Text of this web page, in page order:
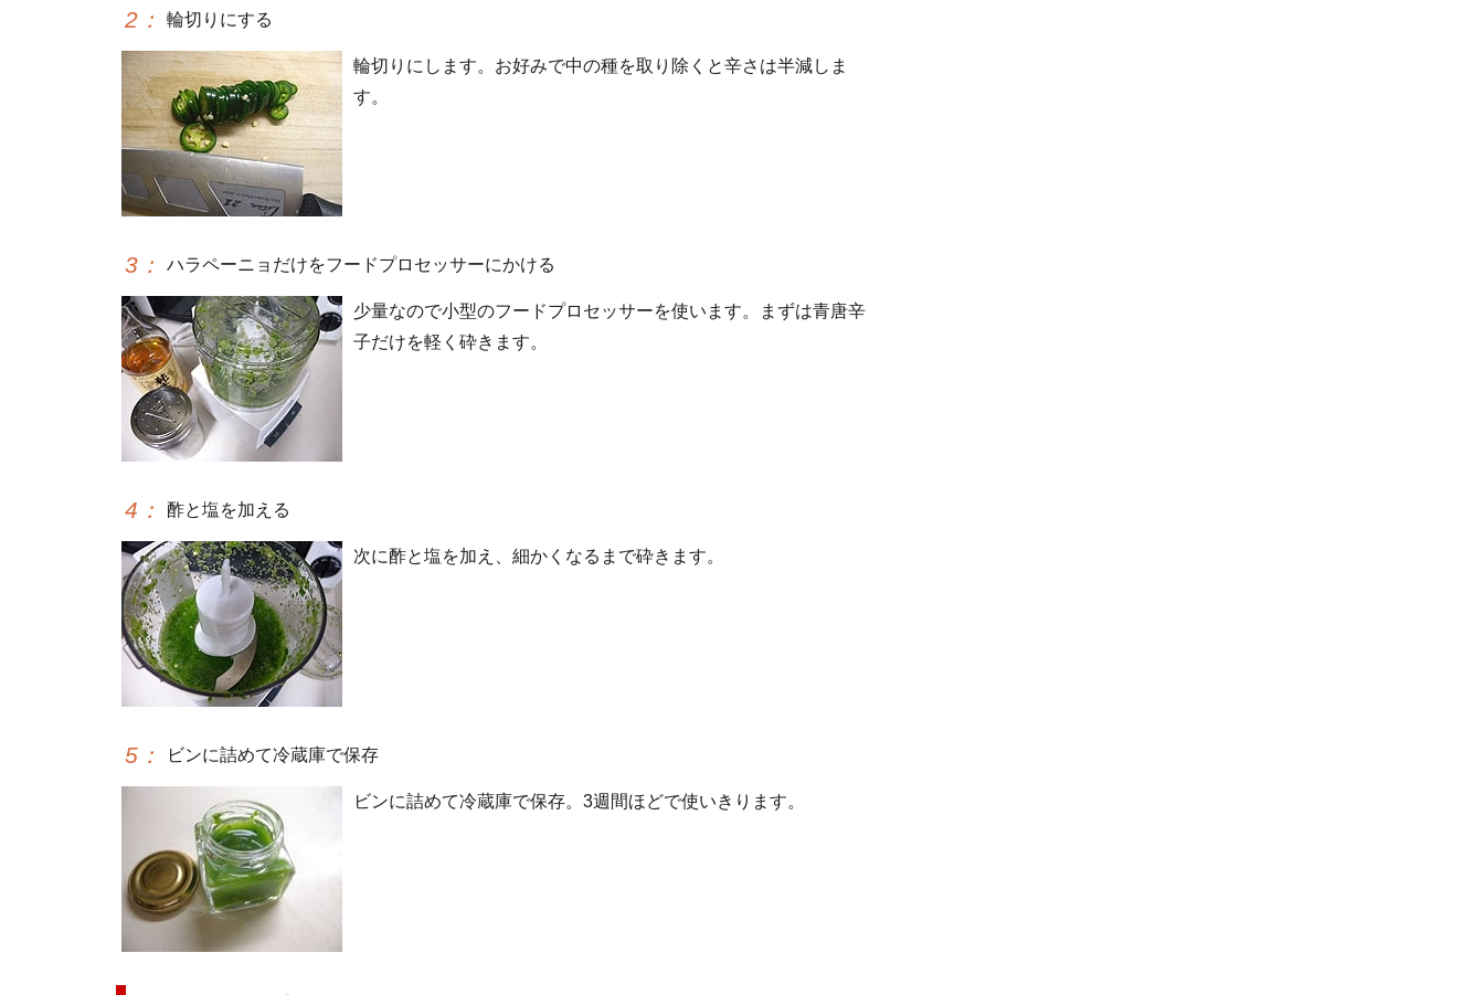
2 ： 輪切りにする
輪切りにします。お好みで中の種を取り除くと辛さは半減しま
す。
3 ： ハラペーニョだけをフードプロセッサーにかける
少量なので小型のフードプロセッサーを使います。まずは青唐辛
子だけを軽く砕きます。
4 ： 酢と塩を加える
次に酢と塩を加え、細かくなるまで砕きます。
5 ： ビンに詰めて冷蔵庫で保存
ビンに詰めて冷蔵庫で保存。3週間ほどで使いきります。